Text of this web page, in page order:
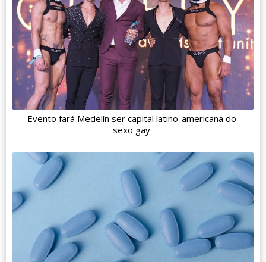
Evento fará Medelín ser capital latino-americana do
sexo gay